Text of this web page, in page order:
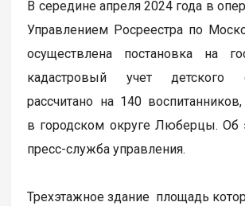
В середине апреля 2024 года в
Управлением Росреестра по
осуществлена постановка на
кадастровый учет детского
рассчитано на 140
в городском округе Люберцы. Об
пресс-служба управления.
Трехэтажное здание площадь